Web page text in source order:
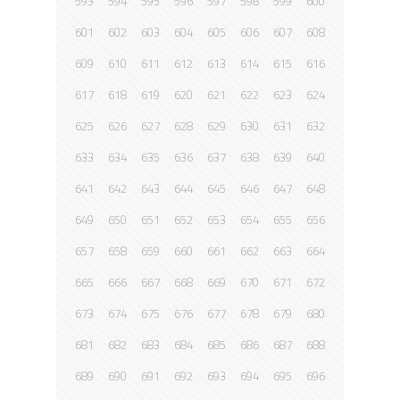
601
602 603 604 605 606 607
608
609
610 611 612 613 614 615
616
617
618 619 620 621 622 623
624
625
626 627 628 629 630 631
632
633
634 635 636 637 638 639
640
641
642 643 644 645 646 647
648
649
650 651 652 653 654 655
656
657
658 659 660 661 662 663
664
665
666 667 668 669 670 671
672
673
674 675 676 677 678 679
680
681
682 683 684 685 686 687
688
689
690 691 692 693 694 695
696